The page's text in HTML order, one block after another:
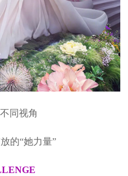
同视角
“她力量”